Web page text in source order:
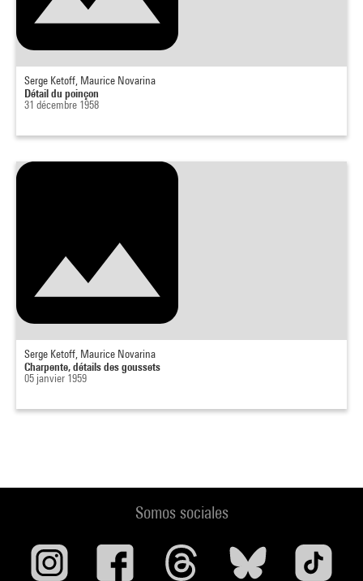
Serge Ketoff, Maurice Novarina
Détail du poinçon
31 décembre 1958
Serge Ketoff, Maurice Novarina
Charpente, détails des goussets
05 janvier 1959
Somos sociales